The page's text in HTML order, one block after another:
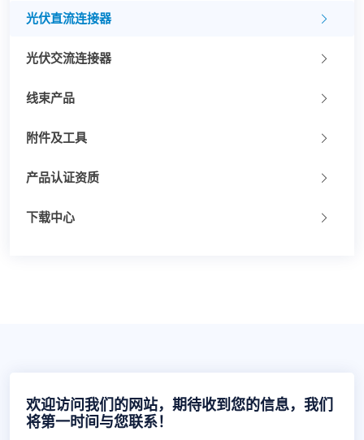
光伏直流连接器
光伏交流连接器
线束产品
附件及工具
产品认证资质
下载中心
欢迎访问我们的网站，期待收到您的信息，我们
将第一时间与您联系！